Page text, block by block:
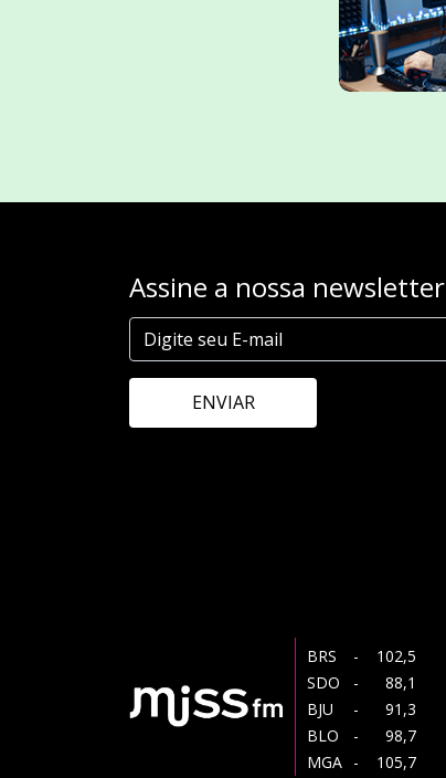
Assine a nossa newsletter
ENVIAR
BRS
- 102,5
SDO
- 88,1
BJU
- 91,3
BLO
- 98,7
MGA - 105,7